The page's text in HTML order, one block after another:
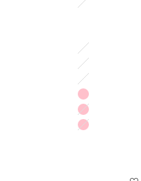
10 Blossom Pink
11 Bubbles Pink
12 Buttercup Pink